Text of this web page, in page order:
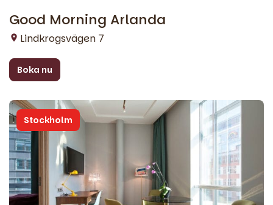
Good Morning Arlanda
Lindkrogsvägen 7
Boka nu
Stockholm